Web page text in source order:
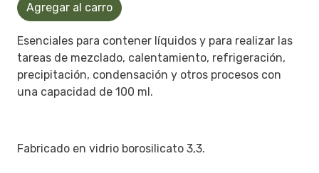
Agregar al carro
Esenciales para contener líquidos y para realizar las
tareas de mezclado, calentamiento, refrigeración,
precipitación, condensación y otros procesos con
una capacidad de 100 ml.
Fabricado en vidrio borosilicato 3,3.